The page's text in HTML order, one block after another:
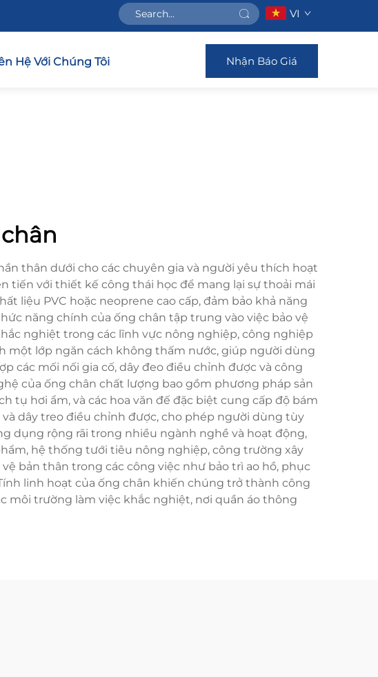
VI
Hệ Với Chúng Tôi Nhận Báo Giá
thân dưới cho các chuyên gia và người yêu thích hoạt
với thiết kế công thái học để mang lại sự thoải mái
liệu PVC hoặc neoprene cao cấp, đảm bảo khả năng
năng chính của ống chân tập trung vào việc bảo vệ
nghiệt trong các lĩnh vực nông nghiệp, công nghiệp
một lớp ngăn cách không thấm nước, giúp người dùng
các mối nối gia cố, dây đeo điều chỉnh được và công
của ống chân chất lượng bao gồm phương pháp sản
tụ hơi ẩm, và các hoa văn đế đặc biệt cung cấp độ bám
dây treo điều chỉnh được, cho phép người dùng tùy
dụng rộng rãi trong nhiều ngành nghề và hoạt động,
hệ thống tưới tiêu nông nghiệp, công trường xây
bản thân trong các công việc như bảo trì ao hồ, phục
linh hoạt của ống chân khiến chúng trở thành công
môi trường làm việc khắc nghiệt, nơi quần áo thông